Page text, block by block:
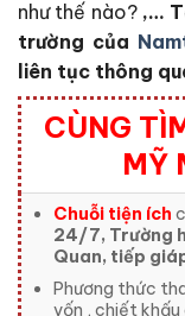
như thế nào? ,…
trường của
liên tục thông
CÙNG
MỸ
Chuỗi tiện ích
24/7, Trường
Quan, tiếp
Phương thức
vốn , chiết khấu